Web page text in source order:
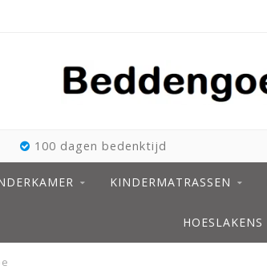
100 dagen bedenktijd
KINDERMATRASSEN
HOESLAKENS